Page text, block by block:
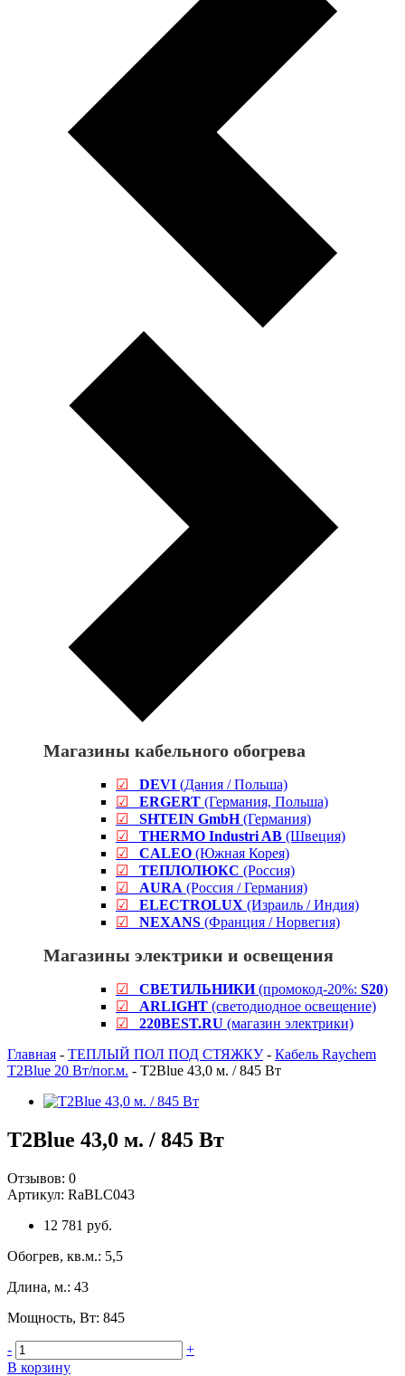
Магазины кабельного обогрева
☑ DEVI (Дания / Польша)
☑
ERGERT (Германия, Польша)
☑
SHTEIN GmbH(Германия)
☑
THERMO Industri AB (Швеция)
☑
CALEO (Южная Корея)
☑
ТЕПЛОЛЮКС (Россия)
☑
AURA (Россия / Германия)
☑
ELECTROLUX (Израиль / Индия)
☑
NEXANS (Франция / Норвегия)
Магазины электрики и освещения
☑ СВЕТИЛЬНИКИ(промокод-20%: S20)
☑
ARLIGHT (светодиодное освещение)
☑
220BEST.RU (магазин электрики)
Главная - ТЕПЛЫЙ ПОЛ ПОД СТЯЖКУ - Кабель Raychem
T2Blue 20 Вт/пог.м. - T2Blue 43,0 м. / 845 Вт
T2Blue 43,0 м. / 845 Вт
Отзывов: 0
Артикул: RaBLC043
12 781 руб.
Обогрев, кв.м.: 5,5
Длина, м.: 43
Мощность, Вт: 845
-
+
В корзину